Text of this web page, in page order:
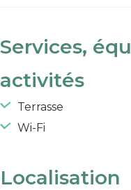
Services,
activités
Terrasse
Wi-Fi
Localisation